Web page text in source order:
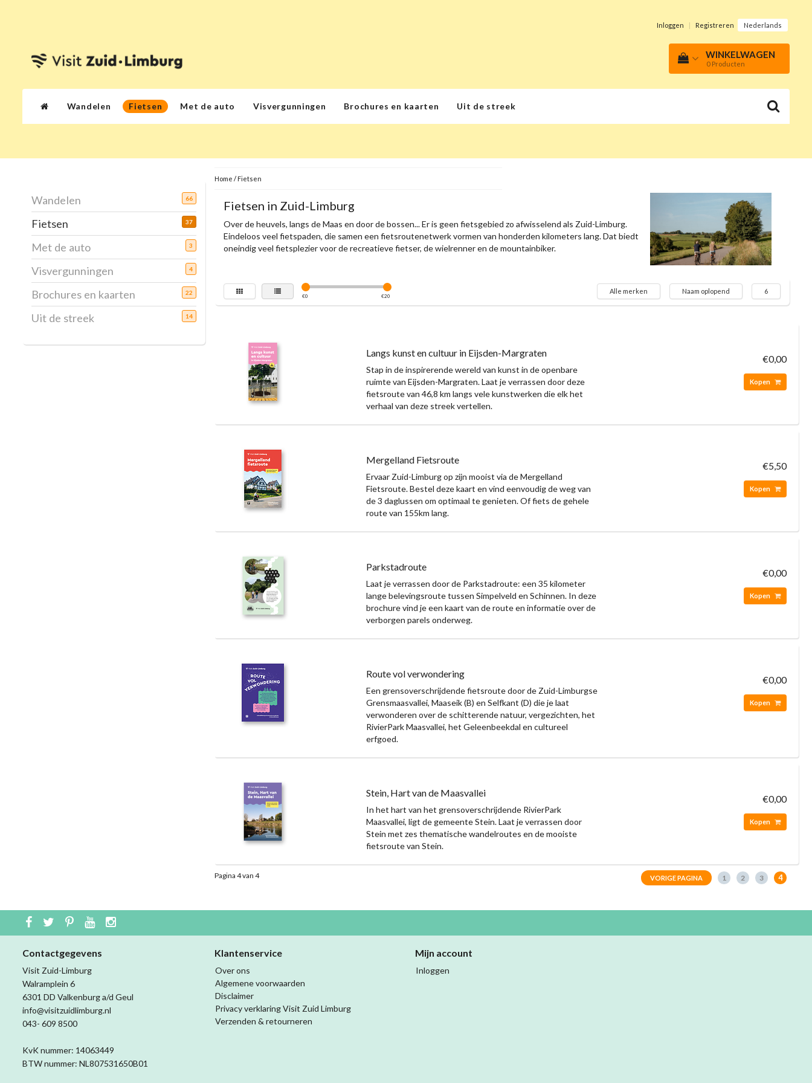
Inloggen | Registreren Nederlands
WINKELWAGEN
0 Producten
Wandelen Fietsen Met de auto Visvergunningen Brochures en kaarten Uit de streek
Wandelen 66
Fietsen 37
Met de auto 3
Visvergunningen 4
Brochures en kaarten 22
Uit de streek 14
Home / Fietsen
Fietsen in Zuid-Limburg
Over de heuvels, langs de Maas en door de bossen... Er is geen fietsgebied zo afwisselend als Zuid-Limburg.
Eindeloos veel fietspaden, die samen een fietsroutenetwerk vormen van honderden kilometers lang. Dat biedt
oneindig veel fietsplezier voor de recreatieve fietser, de wielrenner en de mountainbiker.
€0 €20
Alle merken Naam oplopend 6
Langs kunst en cultuur in Eijsden-Margraten
Stap in de inspirerende wereld van kunst in de openbare
ruimte van Eijsden-Margraten. Laat je verrassen door deze
fietsroute van 46,8 km langs vele kunstwerken die elk het
verhaal van deze streek vertellen.
€0,00
Kopen
Mergelland Fietsroute
Ervaar Zuid-Limburg op zijn mooist via de Mergelland
Fietsroute. Bestel deze kaart en vind eenvoudig de weg van
de 3 daglussen om optimaal te genieten. Of fiets de gehele
route van 155km lang.
€5,50
Kopen
Parkstadroute
Laat je verrassen door de Parkstadroute: een 35 kilometer
lange belevingsroute tussen Simpelveld en Schinnen. In deze
brochure vind je een kaart van de route en informatie over de
verborgen parels onderweg.
€0,00
Kopen
Route vol verwondering
Een grensoverschrijdende fietsroute door de Zuid-Limburgse
Grensmaasvallei, Maaseik (B) en Selfkant (D) die je laat
verwonderen over de schitterende natuur, vergezichten, het
RivierPark Maasvallei, het Geleenbeekdal en cultureel
erfgoed.
€0,00
Kopen
Stein, Hart van de Maasvallei
In het hart van het grensoverschrijdende RivierPark
Maasvallei, ligt de gemeente Stein. Laat je verrassen door
Stein met zes thematische wandelroutes en de mooiste
fietsroute van Stein.
€0,00
Kopen
Pagina 4 van 4 VORIGE PAGINA 1 2 3 4
Contactgegevens
Visit Zuid-Limburg
Walramplein 6
6301 DD Valkenburg a/d Geul
info@visitzuidlimburg.nl
043- 609 8500
KvK nummer: 14063449
BTW nummer: NL807531650B01
Klantenservice
Over ons
Algemene voorwaarden
Disclaimer
Privacy verklaring Visit Zuid Limburg
Verzenden & retourneren
Mijn account
Inloggen